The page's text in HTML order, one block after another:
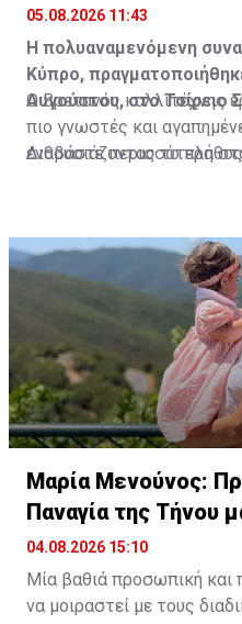
05.08.2026 11:43
Η πολυαναμενόμενη
Κύπρο,
Αυγούστου, στο Τσίρειο
Ο Βρετανός καλλιτέχνης
πιο γνωστές και
ενθουσιάζοντας το
Διαβάστε περισσότερα
Μαρία Μενούνος:
Παναγία της Τήνου
04.08.2026 15:10
Μία βαθιά προσωπική και
να μοιραστεί με τους